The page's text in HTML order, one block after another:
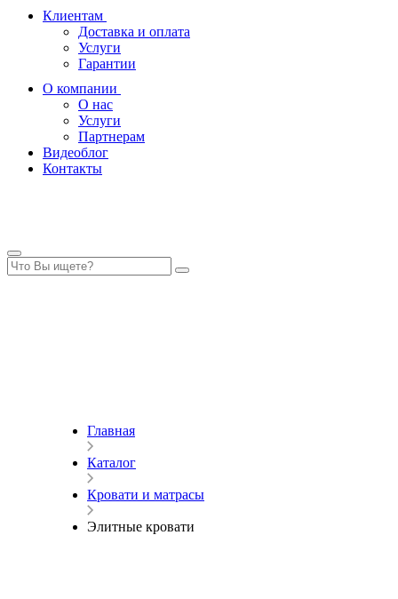
Клиентам
Доставка и оплата
Услуги
Гарантии
О компании
О нас
Услуги
Партнерам
Видеоблог
Контакты
Главная
Каталог
Кровати и матрасы
Элитные кровати